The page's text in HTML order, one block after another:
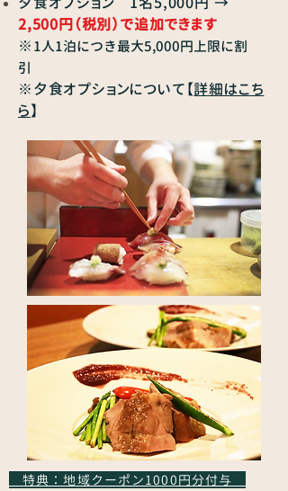
2,500円（税別）で追加できます
※1人1泊につき最大5,000円上限に割
引
※夕食オプションについて【詳細はこち
ら】
特典：地域クーポン1000円分付与